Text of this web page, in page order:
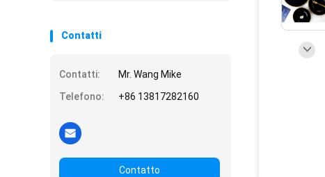
Contatti
Contatti:
Mr. Wang Mike
Telefono:
+86 13817282160
Contatto